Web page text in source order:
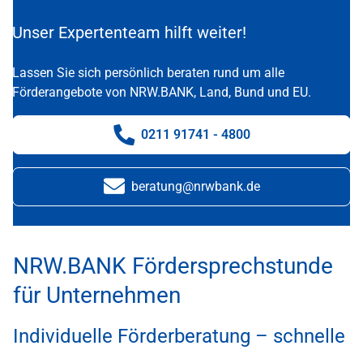
Unser Expertenteam hilft weiter!
Lassen Sie sich persönlich beraten rund um alle
Förderangebote von NRW.BANK, Land, Bund und EU.
Telefonnummer:
0211 91741 - 4800
E-Mail:
beratung@nrwbank.de
NRW.BANK Fördersprechstunde
für Unternehmen
Individuelle Förderberatung – schnelle